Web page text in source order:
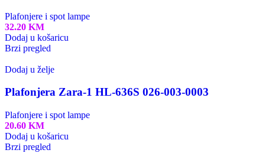
Plafonjere i spot lampe
32.20 KM
Dodaj u košaricu
Brzi pregled
Dodaj u želje
Plafonjera Zara-1 HL-636S 026-003-0003
Plafonjere i spot lampe
20.60 KM
Dodaj u košaricu
Brzi pregled